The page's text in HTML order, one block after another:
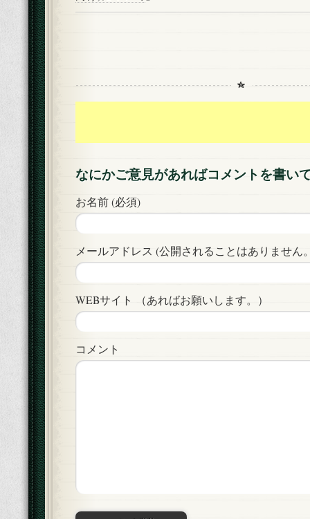
なにかご意見があればコメントを書い
お名前 (必須)
メールアドレス (公開されることはありません
WEBサイト （あればお願いします。）
コメント